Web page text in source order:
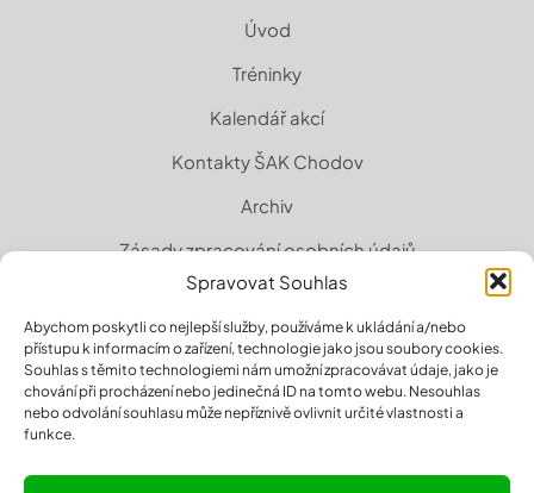
Spravovat Souhlas
Abychom poskytli co nejlepší služby, používáme k ukládání a/nebo
přístupu k informacím o zařízení, technologie jako jsou soubory cookies.
Souhlas s těmito technologiemi nám umožní zpracovávat údaje, jako je
chování při procházení nebo jedinečná ID na tomto webu. Nesouhlas
nebo odvolání souhlasu může nepříznivě ovlivnit určité vlastnosti a
funkce.
Úvod
Tréninky
Kalendář akcí
Kontakty ŠAK Chodov
Archiv
Zásady zpracování osobních údajů
Zásady cookies (EU)